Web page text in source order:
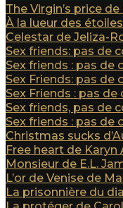
The Virgin’s price
À la lueur des
Celestar de Jeliza-
Sex friends: pas de
Sex friends : pas de
Sex Friends: pas de
Sex Friends : pas
Sex friends, pas de
Sex friends : pas de
Christmas sucks
Free heart de Karyn
Monsieur de E.L.
L’or de Venise de
La prisonnière du